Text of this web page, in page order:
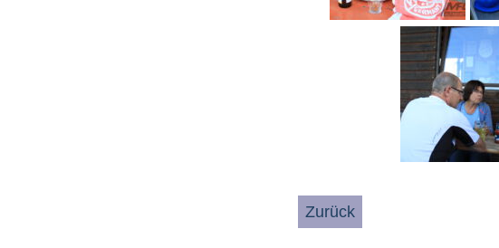
Zurück